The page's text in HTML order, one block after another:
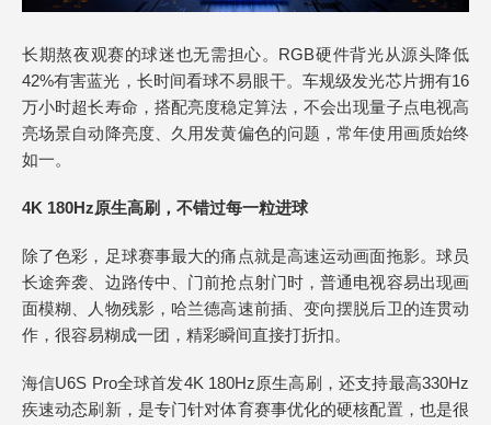
长期熬夜观赛的球迷也无需担心。RGB硬件背光从源头降低
42%有害蓝光，长时间看球不易眼干。车规级发光芯片拥有16
万小时超长寿命，搭配亮度稳定算法，不会出现量子点电视高
亮场景自动降亮度、久用发黄偏色的问题，常年使用画质始终
如一。
4K 180Hz原生高刷，不错过每一粒进球
除了色彩，足球赛事最大的痛点就是高速运动画面拖影。球员
长途奔袭、边路传中、门前抢点射门时，普通电视容易出现画
面模糊、人物残影，哈兰德高速前插、变向摆脱后卫的连贯动
作，很容易糊成一团，精彩瞬间直接打折扣。
海信U6S Pro全球首发4K 180Hz原生高刷，还支持最高330Hz
疾速动态刷新，是专门针对体育赛事优化的硬核配置，也是很